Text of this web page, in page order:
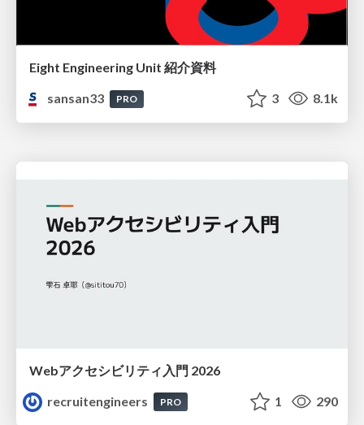
Eight Engineering Unit 紹介資料
sansan33
PRO 3 8.1k
Webアクセシビリティ入門 2026
recruitengineers
PRO 1 290